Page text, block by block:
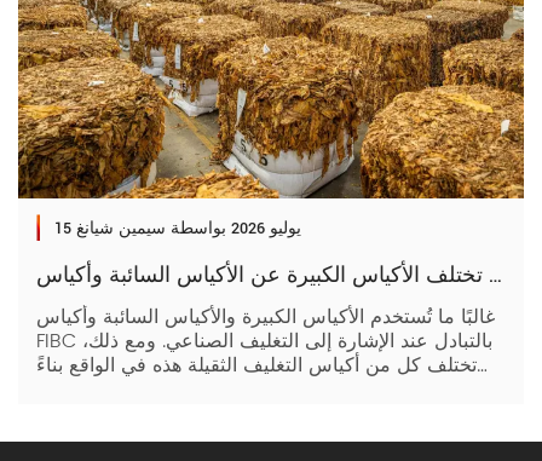
15 يوليو 2026 بواسطة سيمين شيانغ
كيف تختلف الأكياس الكبيرة عن الأكياس السائبة وأكياس FIBC وغيرها
غالبًا ما تُستخدم الأكياس الكبيرة والأكياس السائبة وأكياس
FIBC بالتبادل عند الإشارة إلى التغليف الصناعي. ومع ذلك،
تختلف كل من أكياس التغليف الثقيلة هذه في الواقع بناءً
المناسب لاحتياجات عملك. تابع القراءة لمعرفة المزيد. ولكن